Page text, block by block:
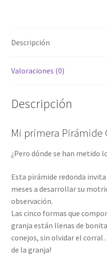
Descripción
Valoraciones (0)
Descripción
Mi primera Pirámide
¿Pero dónde se han metido
Esta pirámide redonda
meses a desarrollar su
observación.
Las cinco formas que
granja están llenas de
conejos, sin olvidar el
de la granja!